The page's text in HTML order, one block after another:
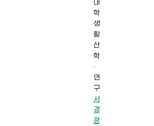
대
학
생
활
산
학
·
연
구
서
경
광